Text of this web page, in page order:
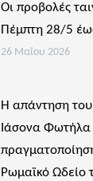
Οι προβολές
Πέμπτη 28/5
26 Μαΐου 2026
Η απάντηση
Ιάσονα Φωτήλα
Ρωμαϊκό Ωδείο